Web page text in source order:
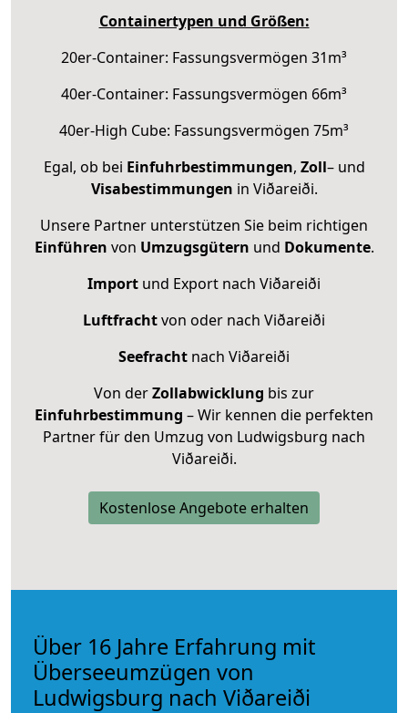
Containertypen und Größen:
20er-Container: Fassungsvermögen 31m³
40er-Container: Fassungsvermögen 66m³
40er-High Cube: Fassungsvermögen 75m³
Egal, ob bei Einfuhrbestimmungen, Zoll– und
Visabestimmungen in Viðareiði.
Unsere Partner unterstützen Sie beim richtigen
Einführen von Umzugsgütern und Dokumente.
Import und Export nach Viðareiði
Luftfrachtvon oder nach Viðareiði
Seefracht nach Viðareiði
Von derZollabwicklung bis zur
Einfuhrbestimmung – Wir kennen die perfekten
Partner für den Umzug von Ludwigsburg nach
Viðareiði.
Kostenlose Angebote erhalten
Über 16 Jahre Erfahrung mit
Überseeumzügen von
Ludwigsburg nach Viðareiði